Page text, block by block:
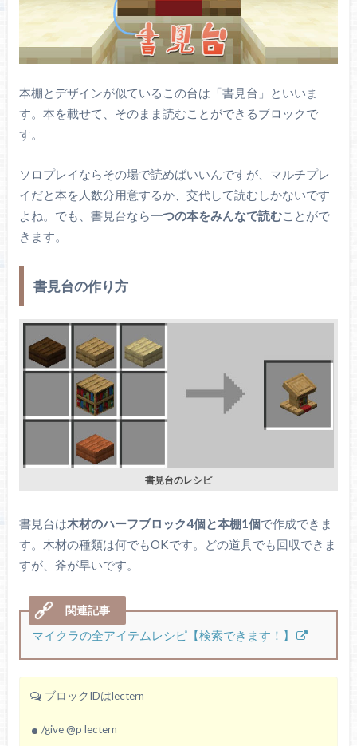
本棚とデザインが似ているこの台は「書見台」といいま
す。本を載せて、そのまま読むことができるブロックで
す。
ソロプレイならその場で読めばいいんですが、マルチプレ
イだと本を人数分用意するか、交代して読むしかないです
よね。でも、書見台なら一つの本をみんなで読むことがで
きます。
書見台の作り方
書見台のレシピ
書見台は木材のハーフブロック4個と本棚1個で作成できま
す。木材の種類は何でもOKです。どの道具でも回収できま
すが、斧が早いです。
マイクラの全アイテムレシピ【検索できます！】
ブロックIDはlectern
/give @p lectern